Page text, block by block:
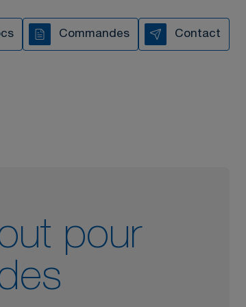
accompagnons à
étape
Commandes Contact
pour